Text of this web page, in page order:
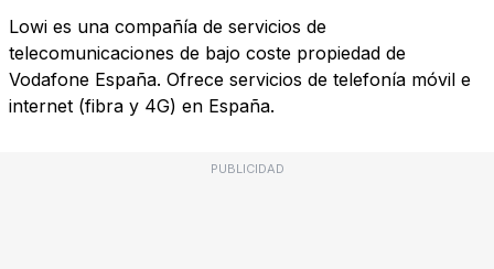
Lowi es una compañía de servicios de
telecomunicaciones de bajo coste propiedad de
Vodafone España. Ofrece servicios de telefonía móvil e
internet (fibra y 4G) en España.
PUBLICIDAD